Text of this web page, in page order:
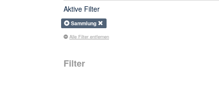
Aktive Filter
Sammlung
Alle Filter entfernen
Filter